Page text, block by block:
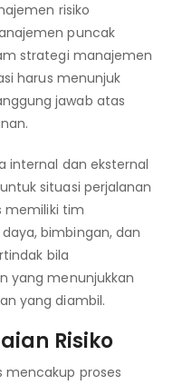
risiko
puncak
strategi manajemen
harus menunjuk
jawab atas
internal dan eksternal
situasi perjalanan
memiliki tim
bimbingan, dan
bila
yang menunjukkan
yang diambil.
Risiko
mencakup proses